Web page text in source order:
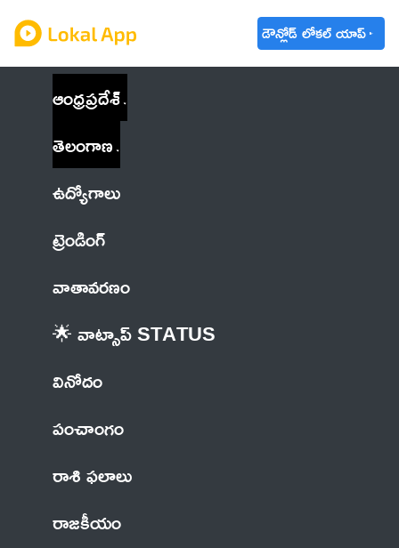
డౌన్లోడ్ లోకల్ యాప్
ఆంధ్రప్రదేశ్
తెలంగాణ
ఉద్యోగాలు
ట్రెండింగ్
వాతావరణం
🌟 వాట్సాప్ STATUS
వినోదం
పంచాంగం
రాశి ఫలాలు
రాజకీయం